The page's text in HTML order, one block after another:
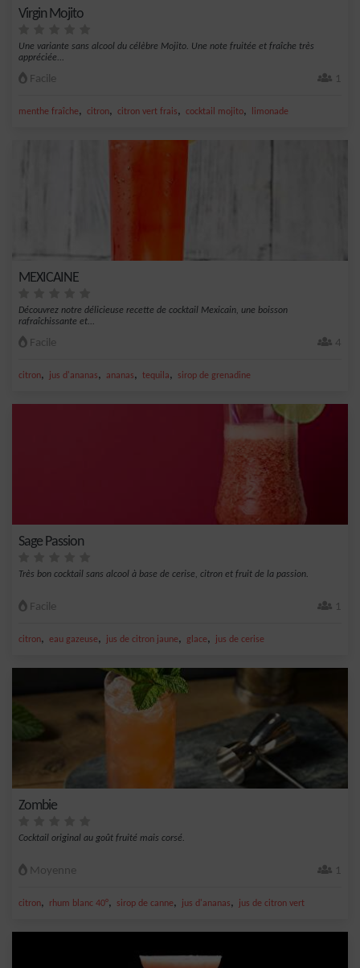
Virgin Mojito
Une variante sans alcool du célèbre Mojito. Une note fruitée et fraîche très
appréciée...
Facile 1
menthe fraîche, citron, citron vert frais, cocktail mojito, limonade
MEXICAINE
Découvrez notre délicieuse recette de cocktail Mexicain, une boisson
rafraîchissante et...
Facile 4
citron, jus d'ananas, ananas, tequila, sirop de grenadine
Sage Passion
Très bon cocktail sans alcool à base de cerise, citron et fruit de la passion.
Facile 1
citron, eau gazeuse, jus de citron jaune, glace, jus de cerise
Zombie
Cocktail original au goût fruité mais corsé.
Moyenne 1
citron, rhum blanc 40°, sirop de canne, jus d'ananas, jus de citron vert